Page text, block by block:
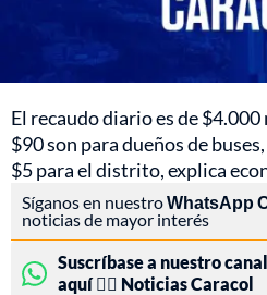
El recaudo diario es de
$90 son para dueños de
$5 para el distrito, explica
Síganos en nuestroWhatsApp
noticias de mayor interés
Suscríbase a nuestro
aquí 👉🏻 Noticias Caracol